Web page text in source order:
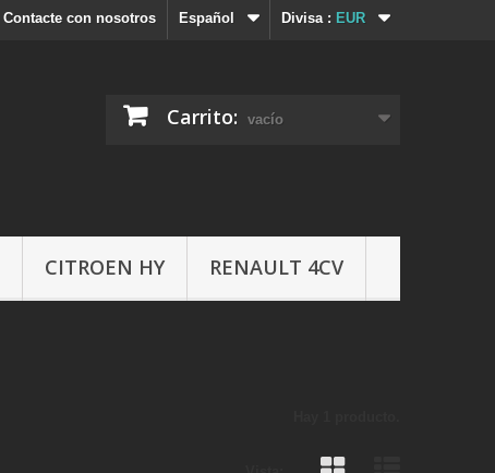
Divisa : EUR
Español
Contacte con nosotros
Carrito: vacío
CITROEN HY RENAULT 4CV